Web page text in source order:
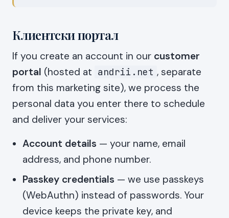
Клиентски портал
If you create an account in our customer
portal (hosted at andrii.net , separate
from this marketing site), we process the
personal data you enter there to schedule
and deliver your services:
Account details — your name, email
address, and phone number.
Passkey credentials — we use passkeys
(WebAuthn) instead of passwords. Your
device keeps the private key, and